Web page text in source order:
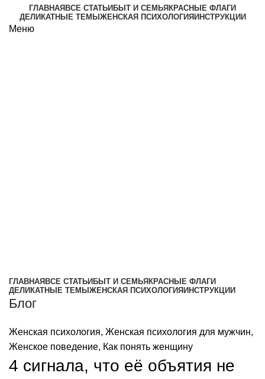
ГЛАВНАЯ ВСЕ СТАТЬИ БЫТ И СЕМЬЯ КРАСНЫЕ ФЛАГИ
ДЕЛИКАТНЫЕ ТЕМЫ ЖЕНСКАЯ ПСИХОЛОГИЯ ИНСТРУКЦИИ
Меню
ГЛАВНАЯ ВСЕ СТАТЬИ БЫТ И СЕМЬЯ КРАСНЫЕ ФЛАГИ
ДЕЛИКАТНЫЕ ТЕМЫ ЖЕНСКАЯ ПСИХОЛОГИЯ ИНСТРУКЦИИ
Блог
Женская психология, Женская психология для мужчин,
Женское поведение, Как понять женщину
4 сигнала, что её объятия не